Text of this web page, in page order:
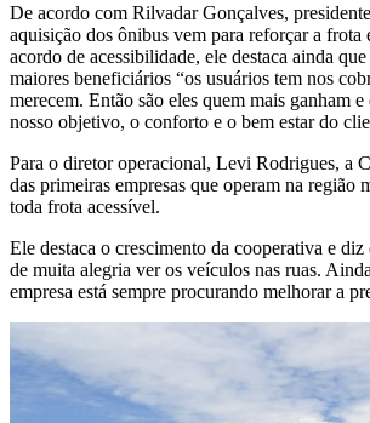
De acordo com Rilvadar Gonçalves,
aquisição dos ônibus vem para reforçar a frota
acordo de acessibilidade, ele destaca ainda
maiores beneficiários “os usuários tem nos
merecem. Então são eles quem mais ganham e
nosso objetivo, o conforto e o bem estar do
Para o diretor operacional, Levi Rodrigues, a
das primeiras empresas que operam na região
toda frota acessível.
Ele destaca o crescimento da cooperativa e
de muita alegria ver os veículos nas ruas.
empresa está sempre procurando melhorar a